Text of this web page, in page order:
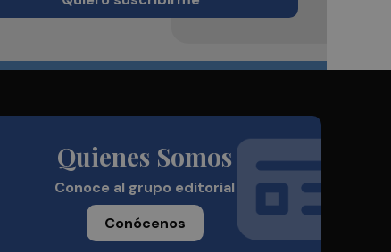
Quienes Somos
Conoce al grupo editorial
Conócenos